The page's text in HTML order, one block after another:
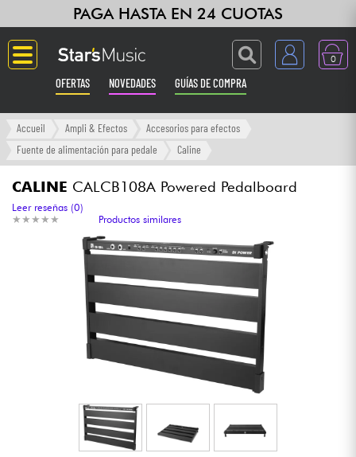
PAGA HASTA EN 24 CUOTAS
0
OFERTAS NOVEDADES GUÍAS DE COMPRA
Langue
Ampli & Efectos
Pianos
Sintetizadores & samplers
Grabación
Micros
Accueil Ampli & Efectos
Accesorios para efectos
Fuente de alimentación para pedale
Caline
CALINE CALCB108A Powered Pedalboard
★ ★ ★ ★ ★
★ ★ ★ ★ ★
Leer reseñas (0)
Productos similares